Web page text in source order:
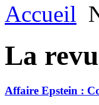
Accueil
La
Affaire Epstein :